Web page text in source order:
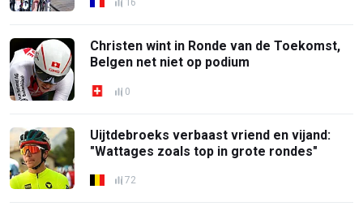
Christen wint in Ronde van de Toekomst,
Belgen net niet op podium
0
Uijtdebroeks verbaast vriend en vijand:
"Wattages zoals top in grote rondes"
72